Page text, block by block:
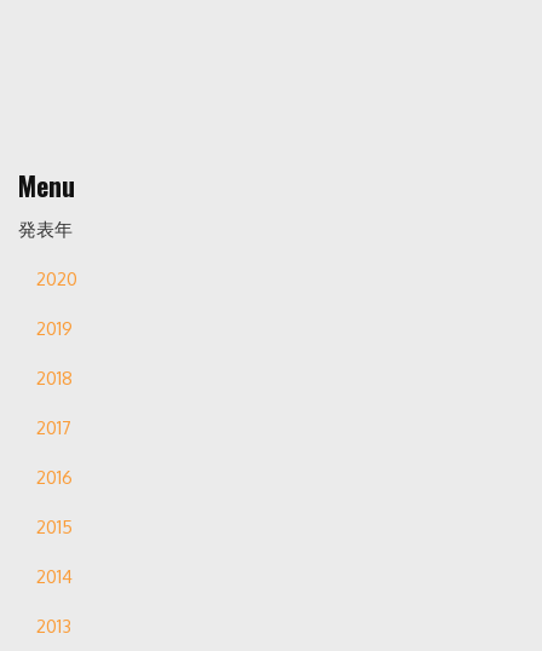
Menu
発表年
2020
2019
2018
2017
2016
2015
2014
2013